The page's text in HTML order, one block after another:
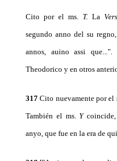
Cito por el ms. T. La
segundo anno del su
annos, auino as­si
Theodorico y en otros
317 Cito nuevamente por el
También el ms. Y
anyo, que fue en la era de